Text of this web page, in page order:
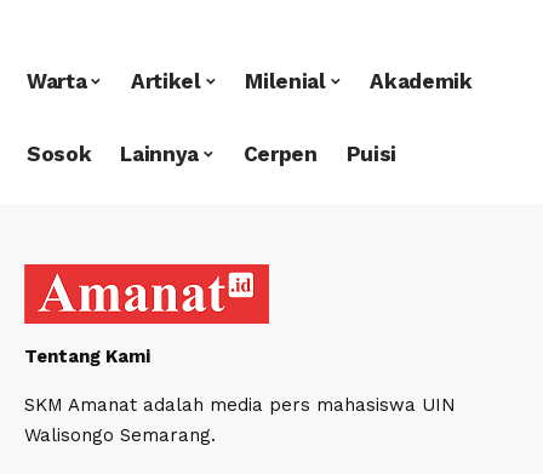
Warta Artikel Milenial Akademik
Sosok Lainnya Cerpen Puisi
Tentang Kami
SKM Amanat adalah media pers mahasiswa UIN
Walisongo Semarang.